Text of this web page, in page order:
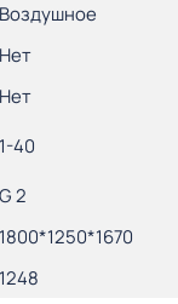
Воздушное
Нет
Нет
1-40
G 2
1800*1250*1670
1248